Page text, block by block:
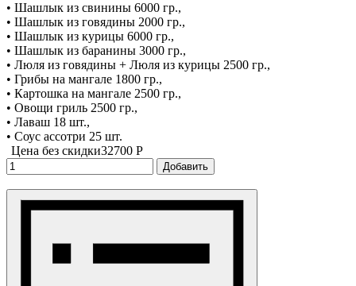
• Шашлык из свинины 6000 гр.,
• Шашлык из говядины 2000 гр.,
• Шашлык из курицы 6000 гр.,
• Шашлык из баранины 3000 гр.,
• Люля из говядины + Люля из курицы 2500 гр.,
• Грибы на мангале 1800 гр.,
• Картошка на мангале 2500 гр.,
• Овощи гриль 2500 гр.,
• Лаваш 18 шт.,
• Соус ассотри 25 шт.
Цена без скидки32700 P
Добавить